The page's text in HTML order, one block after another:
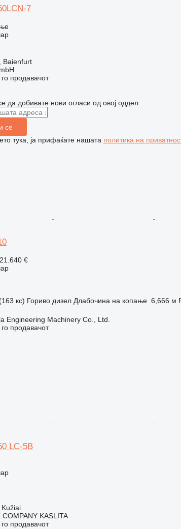
7
Baienfurt
го продавачот
да добивате нови огласи од овој оддел
се
тука, ја прифаќате нашата политика на
€
кс) Гориво дизел Длабочина на копање 6,666 м
Engineering Machinery Co., Ltd.
го продавачот
LC-5B
Kužiai
KASLITA
го продавачот